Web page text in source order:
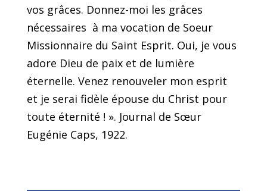
vos grâces. Donnez-moi les grâces
nécessaires à ma vocation de Soeur
Missionnaire du Saint Esprit. Oui, je vous
adore Dieu de paix et de lumière
éternelle. Venez renouveler mon esprit
et je serai fidèle épouse du Christ pour
toute éternité ! ». Journal de Sœur
Eugénie Caps, 1922.